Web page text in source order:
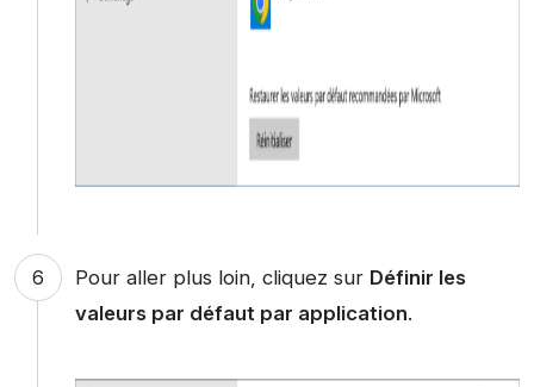
Pour aller plus loin, cliquez sur Définir les
valeurs par défaut par application.